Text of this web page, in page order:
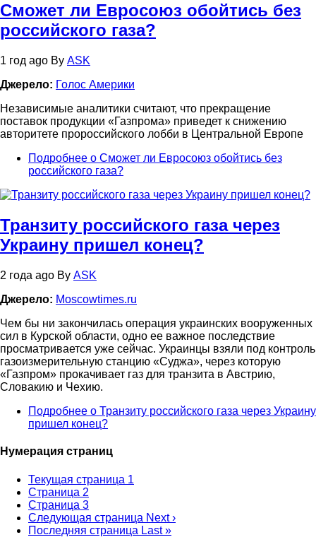
Сможет ли Евросоюз обойтись без
российского газа?
1 год ago By ASK
Джерело: Голос Америки
Независимые аналитики считают, что прекращение
поставок продукции «Газпрома» приведет к снижению
авторитете пророссийского лобби в Центральной Европе
Подробнее о Сможет ли Евросоюз обойтись без
российского газа?
Транзиту российского газа через
Украину пришел конец?
2 года ago By ASK
Джерело: Moscowtimes.ru
Чем бы ни закончилась операция украинских вооруженных
сил в Курской области, одно ее важное последствие
просматривается уже сейчас. Украинцы взяли под контроль
газоизмерительную станцию «Суджа», через которую
«Газпром» прокачивает газ для транзита в Австрию,
Словакию и Чехию.
Подробнее о Транзиту российского газа через Украину
пришел конец?
Нумерация страниц
Текущая страница 1
Страница 2
Страница 3
Следующая страница Next ›
Последняя страница Last »